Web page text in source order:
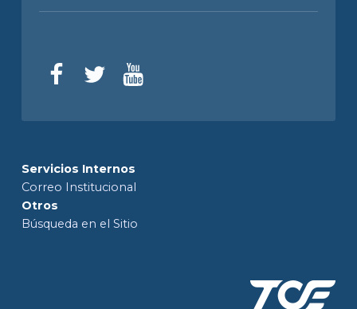
Servicios Internos
Correo Institucional
Otros
Búsqueda en el Sitio